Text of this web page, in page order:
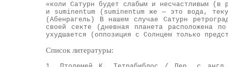
«коли Сатурн будет слабым и несчастливым
и suminentum (suminentum же — это вода,
(Абенрагель) В нашем случае Сатурн
своей секте (дневная планета расположена
ухудшается (оппозиция с Солнцем только
Список литературы: